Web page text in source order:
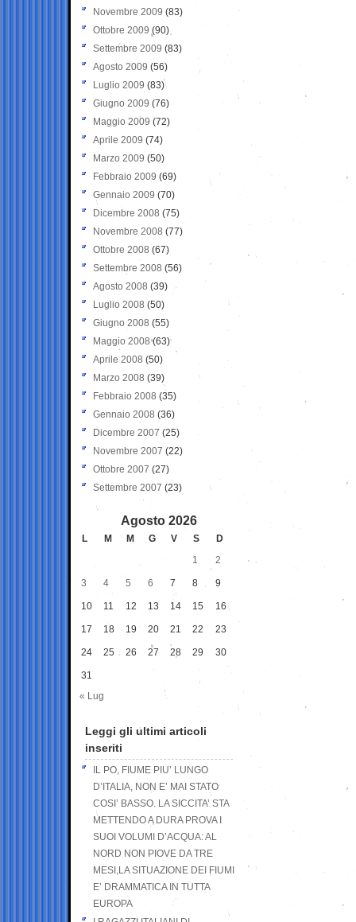
Novembre 2009 (83)
Ottobre 2009 (90)
Settembre 2009 (83)
Agosto 2009 (56)
Luglio 2009 (83)
Giugno 2009 (76)
Maggio 2009 (72)
Aprile 2009 (74)
Marzo 2009 (50)
Febbraio 2009 (69)
Gennaio 2009 (70)
Dicembre 2008 (75)
Novembre 2008 (77)
Ottobre 2008 (67)
Settembre 2008 (56)
Agosto 2008 (39)
Luglio 2008 (50)
Giugno 2008 (55)
Maggio 2008(63)
Aprile 2008 (50)
Marzo 2008 (39)
Febbraio 2008 (35)
Gennaio 2008 (36)
Dicembre 2007 (25)
Novembre 2007 (22)
Ottobre 2007 (27)
Settembre 2007 (23)
Agosto 2026
L M M G V S
D
1
2
3 4 5 6 7 8 9
10 11 12 13 14 15 16
17 18 19 20 21 22 23
24 25 26 27 28 29 30
31
« Lug
Leggi gli ultimi articoli
inseriti
IL PO, FIUME PIU’ LUNGO
D’ITALIA, NON E’ MAI STATO
COSI’ BASSO. LA SICCITA’ STA
METTENDO A DURA PROVA I
SUOI VOLUMI D’ACQUA: AL
NORD NON PIOVE DA TRE
MESI,LA SITUAZIONE DEI FIUMI
E’ DRAMMATICA IN TUTTA
EUROPA